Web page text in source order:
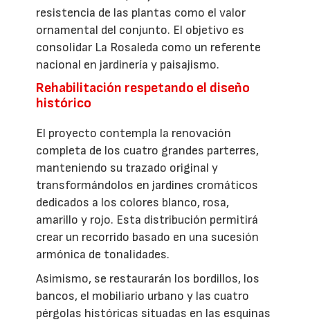
resistencia de las plantas como el valor
ornamental del conjunto. El objetivo es
consolidar La Rosaleda como un referente
nacional en jardinería y paisajismo.
Rehabilitación respetando el diseño
histórico
El proyecto contempla la renovación
completa de los cuatro grandes parterres,
manteniendo su trazado original y
transformándolos en jardines cromáticos
dedicados a los colores blanco, rosa,
amarillo y rojo. Esta distribución permitirá
crear un recorrido basado en una sucesión
armónica de tonalidades.
Asimismo, se restaurarán los bordillos, los
bancos, el mobiliario urbano y las cuatro
pérgolas históricas situadas en las esquinas